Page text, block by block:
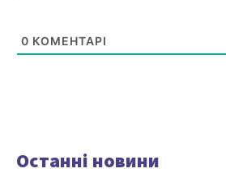
0 КОМЕНТАРІ
Останні новини